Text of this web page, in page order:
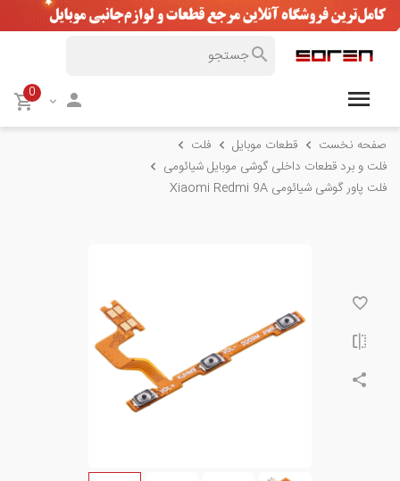
0
صفحه نخست قطعات موبایل
فلت
فلت و برد قطعات داخلی گوشی موبایل شیائومی
فلت پاور گوشی شیائومی Xiaomi Redmi 9A